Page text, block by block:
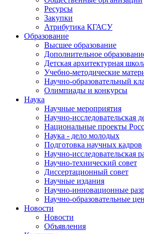
Ресурсы
Закупки
Атрибутика КГАСУ
Образование
Высшее образование
Дополнительное
Детская архитектурная
Учебно-методические
Научно-образовательный
Олимпиады и конкурсы
Наука
Научные мероприятия
Научно-исследовательская
Национальные проекты
Наука - дело молодых
Подготовка научных кадров
Научно-исследовательская
Научно-технический совет
Диссертационный совет
Научные издания
Научно-инновационные
Научно-образовательные
Новости
Новости
Объявления